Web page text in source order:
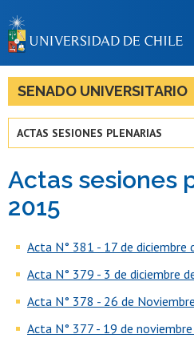
LA
SENADO UNIVERSITARIO
ACTAS SESIONES PLENARIAS
Actas sesiones
2015
Acta N° 381 - 17 de diciembre
Acta N° 379 - 3 de diciembre
Acta N° 378 - 26 de
Acta N° 377 - 19 de